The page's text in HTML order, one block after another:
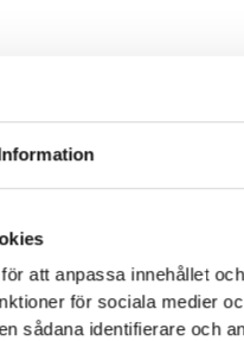
att anpassa innehållet
för sociala medier
sådana identifierare och